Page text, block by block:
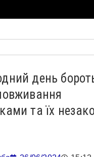
день
та їх